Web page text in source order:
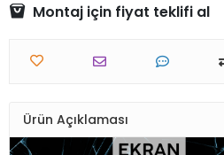
Montaj için fiyat teklifi al
Ürün Açıklaması